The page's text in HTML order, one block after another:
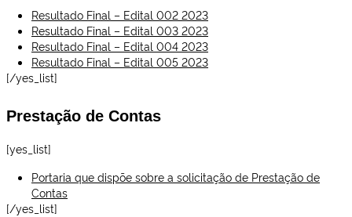
Resultado Final – Edital 002 2023
Resultado Final – Edital 003 2023
Resultado Final – Edital 004 2023
Resultado Final – Edital 005 2023
[/yes_list]
Prestação de Contas
[yes_list]
Portaria que dispõe sobre a solicitação de Prestação de
Contas
[/yes_list]